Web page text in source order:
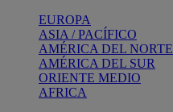
EUROPA
ASIA / PACÍFICO
AMÉRICA DEL NORTE
AMÉRICA DEL SUR
ORIENTE MEDIO
AFRICA